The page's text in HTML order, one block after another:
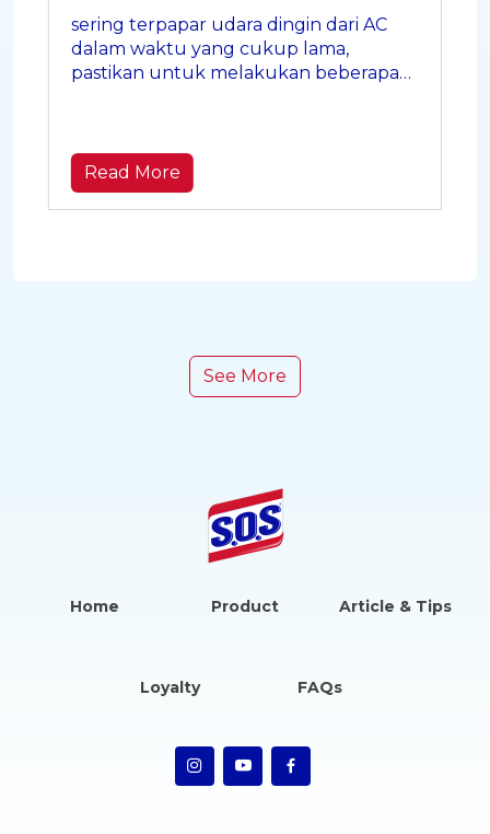
sering terpapar udara dingin dari AC
dalam waktu yang cukup lama,
pastikan untuk melakukan beberapa
Read More
See More
Home Product Article & Tips
Loyalty FAQs